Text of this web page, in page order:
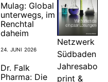
Mulag: Global
unterwegs, im
Renchtal
daheim
24. JUNI 2026
Dr. Falk
Pharma: Die
Netzwerk
Südbaden
Jahresabo
print &